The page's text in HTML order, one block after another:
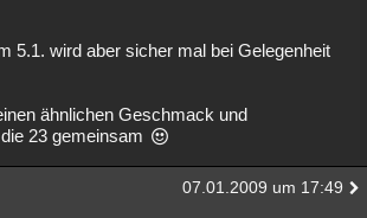
5.1. wird aber sicher mal bei Gelegenheit
ähnlichen Geschmack und
23 gemeinsam
07.01.2009 um 17:49